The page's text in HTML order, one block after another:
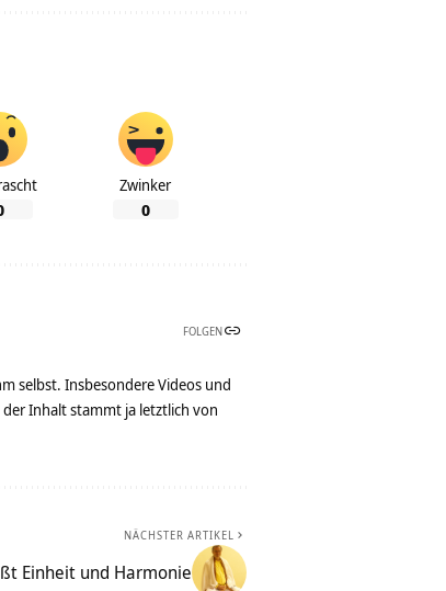
Zwinker
0
FOLGEN
selbst. Insbesondere Videos und
Inhalt stammt ja letztlich von
NÄCHSTER ARTIKEL
Einheit und Harmonie